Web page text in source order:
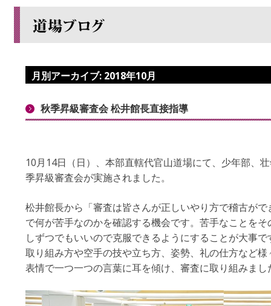
月別アーカイブ: 2018年10月
秋季昇級審査会 松井館長直接指導
10月14日（日）、本部直轄代官山道場にて、少年部、
季昇級審査会が実施されました。
松井館長から「審査は皆さんが正しいやり方で稽古が
で何が苦手なのかを確認する機会です。苦手なことを
しずつでもいいので克服できるようにすることが大事
取り組み方や空手の技や立ち方、姿勢、礼の仕方など
表情で一つ一つの言葉に耳を傾け、審査に取り組みまし